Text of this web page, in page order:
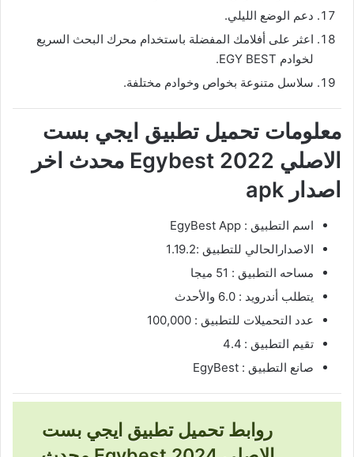
دعم الوضع الليلي.
اعثر على أفلامك المفضلة باستخدام محرك البحث السريع
لخوادم EGY BEST.
سلاسل متنوعة بخواص وخوادم مختلفة.
معلومات تحميل تطبيق ايجي بست
الاصلي 2022 Egybest محدث اخر
اصدار apk
اسم التطبيق : EgyBest App‏
الاصدارالحالي للتطبيق :1.19.2
مساحه التطبيق : 51 ميجا
يتطلب أندرويد : 6.0 والأحدث
عدد التحميلات للتطبيق : 100,000
تقيم التطبيق : 4.4
صانع التطبيق : EgyBest
روابط تحميل تطبيق ايجي بست